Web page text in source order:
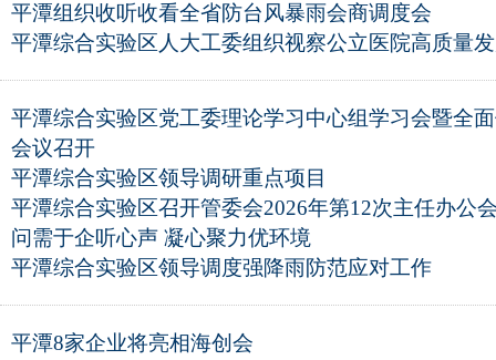
平潭组织收听收看全省防台风暴雨会商调度会
平潭综合实验区人大工委组织视察公立医院高质量
平潭综合实验区党工委理论学习中心组学习会暨全
会议召开
平潭综合实验区领导调研重点项目
平潭综合实验区召开管委会2026年第12次主任办公
问需于企听心声 凝心聚力优环境
平潭综合实验区领导调度强降雨防范应对工作
平潭8家企业将亮相海创会